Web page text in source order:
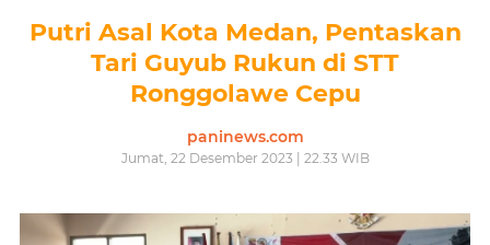
Putri Asal Kota Medan, Pentaskan
Tari Guyub Rukun di STT
Ronggolawe Cepu
paninews.com
Jumat, 22 Desember 2023 | 22.33 WIB